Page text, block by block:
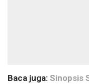
Baca juga: Sinopsis